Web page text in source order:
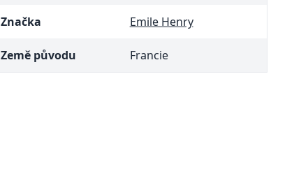
Značka Emile Henry
Země původu Francie